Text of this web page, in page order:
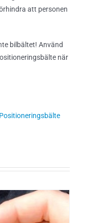
att personen
bilbältet! Använd
när
Positioneringsbälte